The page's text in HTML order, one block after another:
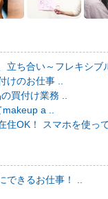
立ち合い～フレキシブ
けのお仕事 ..
買付け業務 ..
a ..
住OK！ スマホを使っ
できるお仕事！ ..